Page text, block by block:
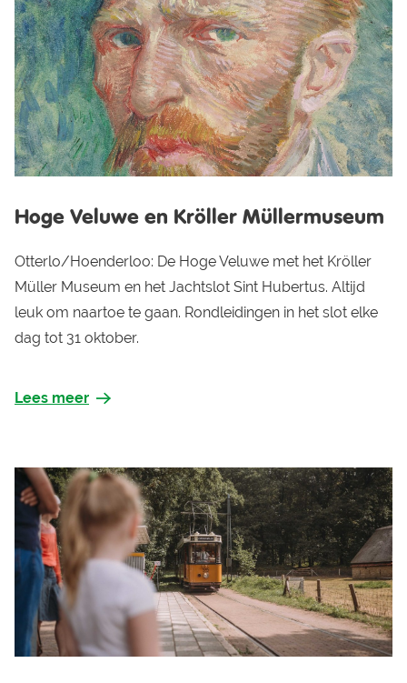
Hoge Veluwe en Kröller Müllermuseum
Otterlo/Hoenderloo: De Hoge Veluwe met het Kröller
Müller Museum en het Jachtslot Sint Hubertus. Altijd
leuk om naartoe te gaan. Rondleidingen in het slot elke
dag tot 31 oktober.
Lees meer